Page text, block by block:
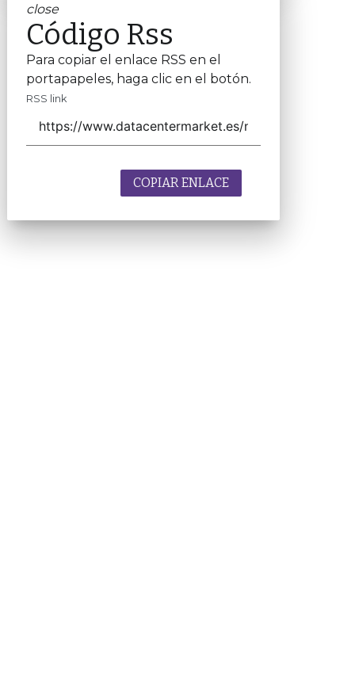
close
Código Rss
Para copiar el enlace RSS en el
portapapeles, haga clic en el botón.
RSS link
COPIAR ENLACE